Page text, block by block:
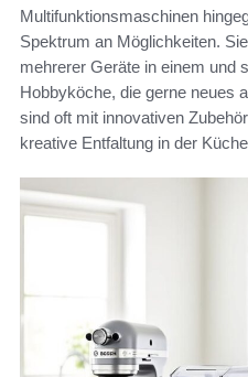
Multifunktionsmaschinen
Spektrum an Möglichkeiten.
mehrerer Geräte in einem und
Hobbyköche, die gerne neues
sind oft mit innovativen
kreative Entfaltung in der